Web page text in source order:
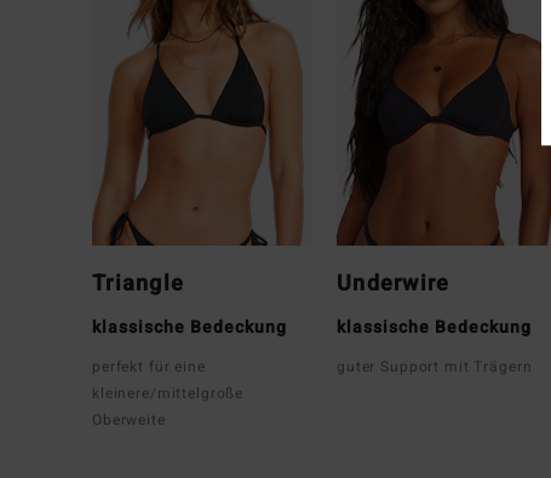
Triangle
klassische Bedeckung
perfekt für eine
kleinere/mittelgroße
Oberweite
Underwire
klassische Bedeckung
guter Support mit Trägern